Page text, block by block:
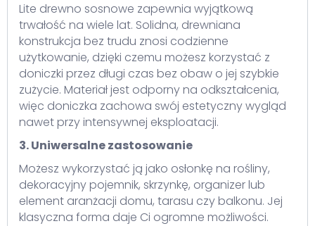
Lite drewno sosnowe zapewnia wyjątkową
trwałość na wiele lat. Solidna, drewniana
konstrukcja bez trudu znosi codzienne
użytkowanie, dzięki czemu możesz korzystać z
doniczki przez długi czas bez obaw o jej szybkie
zużycie. Materiał jest odporny na odkształcenia,
więc doniczka zachowa swój estetyczny wygląd
nawet przy intensywnej eksploatacji.
3. Uniwersalne zastosowanie
Możesz wykorzystać ją jako osłonkę na rośliny,
dekoracyjny pojemnik, skrzynkę, organizer lub
element aranżacji domu, tarasu czy balkonu. Jej
klasyczna forma daje Ci ogromne możliwości.